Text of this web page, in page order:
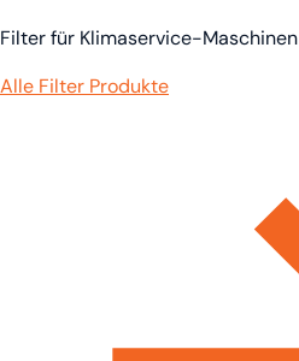
Filter für Klimaservice-Maschinen
Alle Filter Produkte